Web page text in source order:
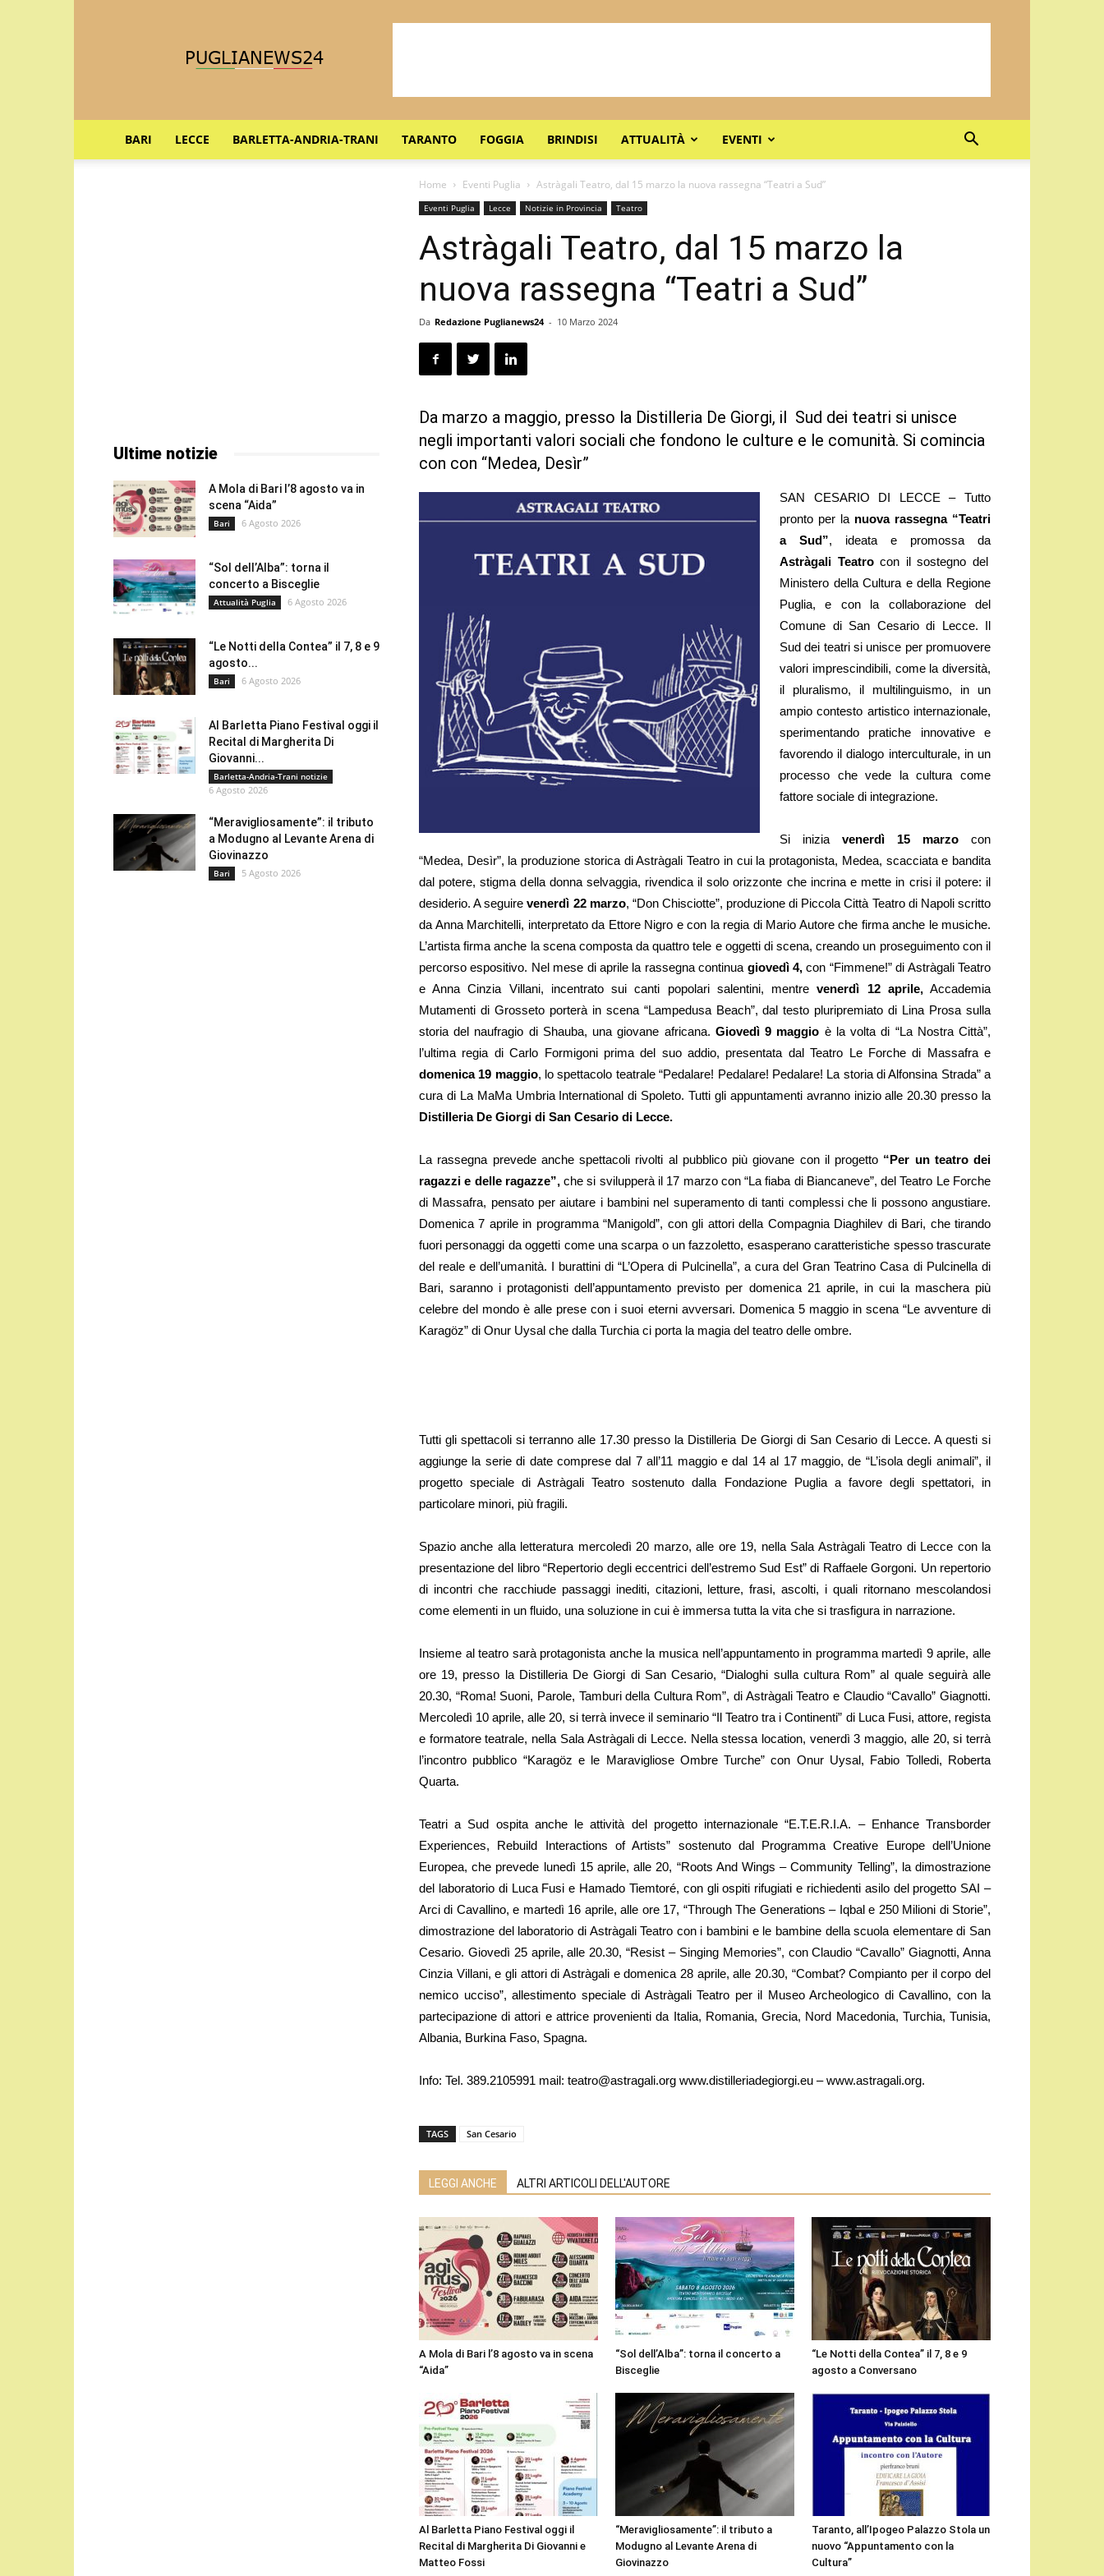
BARI LECCE BARLETTA-ANDRIA-TRANI TARANTO FOGGIA BRINDISI ATTUALITÀ EVENTI
Home Eventi Puglia Astràgali Teatro, dal 15 marzo la nuova rassegna “Teatri a Sud”
Eventi Puglia Lecce Notizie in Provincia Teatro
Astràgali Teatro, dal 15 marzo la
nuova rassegna “Teatri a Sud”
Da Redazione Puglianews24 - 10 Marzo 2024
Da marzo a maggio, presso la Distilleria De Giorgi, il Sud dei teatri si unisce
negli importanti valori sociali che fondono le culture e le comunità. Si comincia
con con “Medea, Desìr”
SAN CESARIO DI LECCE – Tutto
pronto per la nuova rassegna “Teatri
a Sud”, ideata e promossa da
Astràgali Teatrocon il sostegno del
Ministero della Cultura e della Regione
Puglia, e con la collaborazione del
Comune di San Cesario di Lecce. Il
Sud dei teatri si unisce per promuovere
valori imprescindibili, come la diversità,
il pluralismo, il multilinguismo, in un
ampio contesto artistico internazionale,
sperimentando pratiche innovative e
favorendo il dialogo interculturale, in un
processo che vede la cultura come
fattore sociale di integrazione.
Si inizia venerdì 15 marzo con
“Medea, Desìr”, la produzione storica di Astràgali Teatro in cui la protagonista, Medea, scacciata e bandita
dal potere, stigma della donna selvaggia, rivendica il solo orizzonte che incrina e mette in crisi il potere: il
desiderio. A seguirevenerdì 22 marzo, “Don Chisciotte”, produzione di Piccola Città Teatro di Napoli scritto
da Anna Marchitelli, interpretato da Ettore Nigro e con la regia di Mario Autore che firma anche le musiche.
L’artista firma anche la scena composta da quattro tele e oggetti di scena, creando un proseguimento con il
percorso espositivo. Nel mese di aprile la rassegna continua giovedì 4, con “Fimmene!” di Astràgali Teatro
e Anna Cinzia Villani, incentrato sui canti popolari salentini, mentrevenerdì 12 aprile,Accademia
Mutamenti di Grosseto porterà in scena “Lampedusa Beach”, dal testo pluripremiato di Lina Prosa sulla
storia del naufragio di Shauba, una giovane africana. Giovedì 9 maggio è la volta di “La Nostra Città”,
l’ultima regia di Carlo Formigoni prima del suo addio, presentata dal Teatro Le Forche di Massafra e
domenica 19 maggio, lo spettacolo teatrale “Pedalare! Pedalare! Pedalare! La storia di Alfonsina Strada” a
cura di La MaMa Umbria International di Spoleto. Tutti gli appuntamenti avranno inizio alle 20.30 presso la
Distilleria De Giorgi di San Cesario di Lecce.
La rassegna prevede anche spettacoli rivolti al pubblico più giovane con il progetto “Per un teatro dei
ragazzi e delle ragazze”,che si svilupperà il 17 marzo con “La fiaba di Biancaneve”, del Teatro Le Forche
di Massafra, pensato per aiutare i bambini nel superamento di tanti complessi che li possono angustiare.
Domenica 7 aprile in programma “Manigold”, con gli attori della Compagnia Diaghilev di Bari, che tirando
fuori personaggi da oggetti come una scarpa o un fazzoletto, esasperano caratteristiche spesso trascurate
del reale e dell’umanità. I burattini di “L’Opera di Pulcinella”, a cura del Gran Teatrino Casa di Pulcinella di
Bari, saranno i protagonisti dell’appuntamento previsto per domenica 21 aprile, in cui la maschera più
celebre del mondo è alle prese con i suoi eterni avversari. Domenica 5 maggio in scena “Le avventure di
Karagöz” di Onur Uysal che dalla Turchia ci porta la magia del teatro delle ombre.
Tutti gli spettacoli si terranno alle 17.30 presso la Distilleria De Giorgi di San Cesario di Lecce. A questi si
aggiunge la serie di date comprese dal 7 all’11 maggio e dal 14 al 17 maggio, de “L’isola degli animali”, il
progetto speciale di Astràgali Teatro sostenuto dalla Fondazione Puglia a favore degli spettatori, in
particolare minori, più fragili.
Spazio anche alla letteratura mercoledì 20 marzo, alle ore 19, nella Sala Astràgali Teatro di Lecce con la
presentazione del libro “Repertorio degli eccentrici dell’estremo Sud Est” di Raffaele Gorgoni. Un repertorio
di incontri che racchiude passaggi inediti, citazioni, letture, frasi, ascolti, i quali ritornano mescolandosi
come elementi in un fluido, una soluzione in cui è immersa tutta la vita che si trasfigura in narrazione.
Insieme al teatro sarà protagonista anche la musica nell’appuntamento in programma martedì 9 aprile, alle
ore 19, presso la Distilleria De Giorgi di San Cesario, “Dialoghi sulla cultura Rom” al quale seguirà alle
20.30, “Roma! Suoni, Parole, Tamburi della Cultura Rom”, di Astràgali Teatro e Claudio “Cavallo” Giagnotti.
Mercoledì 10 aprile, alle 20, si terrà invece il seminario “Il Teatro tra i Continenti” di Luca Fusi, attore, regista
e formatore teatrale, nella Sala Astràgali di Lecce. Nella stessa location, venerdì 3 maggio, alle 20, si terrà
l’incontro pubblico “Karagöz e le Maravigliose Ombre Turche” con Onur Uysal, Fabio Tolledi, Roberta
Quarta.
Teatri a Sud ospita anche le attività del progetto internazionale “E.T.E.R.I.A. – Enhance Transborder
Experiences, Rebuild Interactions of Artists” sostenuto dal Programma Creative Europe dell’Unione
Europea, che prevede lunedì 15 aprile, alle 20, “Roots And Wings – Community Telling”, la dimostrazione
del laboratorio di Luca Fusi e Hamado Tiemtoré, con gli ospiti rifugiati e richiedenti asilo del progetto SAI –
Arci di Cavallino, e martedì 16 aprile, alle ore 17, “Through The Generations – Iqbal e 250 Milioni di Storie”,
dimostrazione del laboratorio di Astràgali Teatro con i bambini e le bambine della scuola elementare di San
Cesario. Giovedì 25 aprile, alle 20.30, “Resist – Singing Memories”, con Claudio “Cavallo” Giagnotti, Anna
Cinzia Villani, e gli attori di Astràgali e domenica 28 aprile, alle 20.30, “Combat? Compianto per il corpo del
nemico ucciso”, allestimento speciale di Astràgali Teatro per il Museo Archeologico di Cavallino, con la
partecipazione di attori e attrice provenienti da Italia, Romania, Grecia, Nord Macedonia, Turchia, Tunisia,
Albania, Burkina Faso, Spagna.
Info: Tel. 389.2105991 mail: teatro@astragali.org www.distilleriadegiorgi.eu – www.astragali.org.
TAGS San Cesario
LEGGI ANCHE ALTRI ARTICOLI DELL'AUTORE
A Mola di Bari l’8 agosto va in scena
“Aida”
“Sol dell’Alba”: torna il concerto a
Bisceglie
“Le Notti della Contea” il 7, 8 e 9
agosto a Conversano
Al Barletta Piano Festival oggi il
Recital di Margherita Di Giovanni e
Matteo Fossi
“Meravigliosamente”: il tributo a
Modugno al Levante Arena di
Giovinazzo
Taranto, all’Ipogeo Palazzo Stola un
nuovo “Appuntamento con la
Cultura”
Ultime notizie
A Mola di Bari l’8 agosto va in
scena “Aida”
Bari 6 Agosto 2026
“Sol dell’Alba”: torna il
concerto a Bisceglie
Attualità Puglia 6 Agosto 2026
“Le Notti della Contea” il 7, 8 e 9
agosto...
Bari 6 Agosto 2026
Al Barletta Piano Festival oggi il
Recital di Margherita Di
Giovanni...
Barletta-Andria-Trani notizie
6 Agosto 2026
“Meravigliosamente”: il tributo
a Modugno al Levante Arena di
Giovinazzo
Bari 5 Agosto 2026